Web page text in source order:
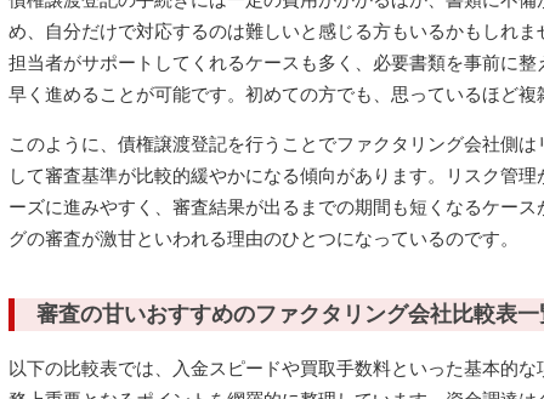
め、自分だけで対応するのは難しいと感じる方もいるかもしれ
担当者がサポートしてくれるケースも多く、必要書類を事前に
早く進めることが可能です。初めての方でも、思っているほど
このように、債権譲渡登記を行うことでファクタリング会社側
して審査基準が比較的緩やかになる傾向があります。リスク管
ーズに進みやすく、審査結果が出るまでの期間も短くなるケー
グの審査が激甘といわれる理由のひとつになっているのです。
審査の甘いおすすめのファクタリング会社比較表一
以下の比較表では、入金スピードや買取手数料といった基本的